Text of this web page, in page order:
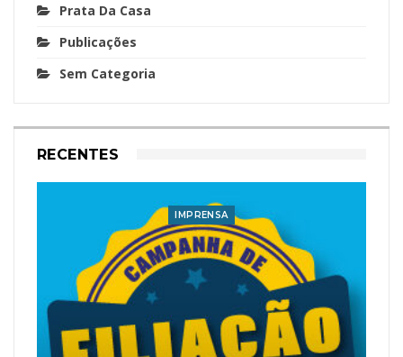
Prata Da Casa
Publicações
Sem Categoria
RECENTES
IMPRENSA